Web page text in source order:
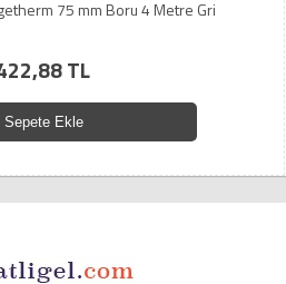
75 mm Boru 4 Metre Gri
TL
Sepete Ekle